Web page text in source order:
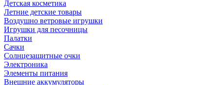
Детская косметика
Летние детские товары
Воздушно ветровые игрушки
Игрушки для песочницы
Палатки
Сачки
Солнцезащитные очки
Электроника
Элементы питания
Внешние аккумуляторы